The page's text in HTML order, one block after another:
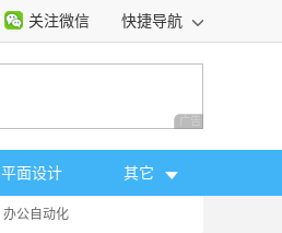
关注微信 快捷导航
广告 商业广告，理
平面设计 其它
办公自动化